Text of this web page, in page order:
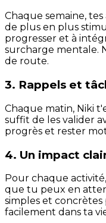
Chaque semaine,
de plus en plus
progresser et à
surcharge mentale.
de route.
3. Rappels et
Chaque matin, Niki
suffit de les valider
progrès et rester
4. Un impact
Pour chaque
que tu peux en
simples et
facilement dans ta